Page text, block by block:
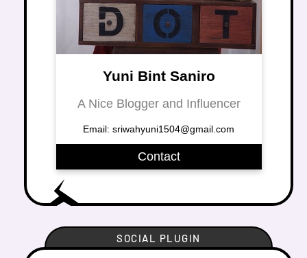
Yuni Bint Saniro
A Nice Blogger and Influencer
Email: sriwahyuni1504@gmail.com
Contact
SOCIAL PLUGIN